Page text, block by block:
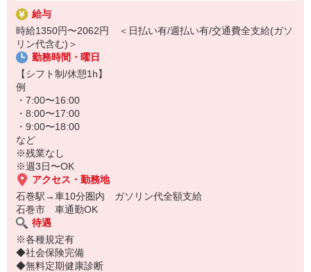
・利用者さんのお話のお相手
・送迎（できる方のみ） など
研修制度が充実しているので、知識や経験が全くなくても心配ナシ
◎
わからないことはその場ですぐに聞ける環境です♪
▼嬉しいポイントは他にも！
日払い・週払いが可能でなので、買い物や旅行の予定に合わせてお
給料の受け取りが可能です☆
給与
時給1350円〜2062円 ＜日払い有/週払い有/交通費全支給(ガソ
リン代含む)＞
勤務時間・曜日
【シフト制/休憩1h】
例
・7:00〜16:00
・8:00〜17:00
・9:00〜18:00
など
※残業なし
※週3日〜OK
アクセス・勤務地
石巻駅→車10分圏内 ガソリン代全額支給
石巻市 車通勤OK
待遇
※各種規定有
◆社会保険完備
◆無料定期健康診断